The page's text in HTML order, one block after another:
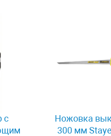
c
Ножовка
300 мм